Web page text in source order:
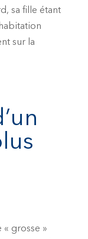
sa fille étant
sur la
« grosse »